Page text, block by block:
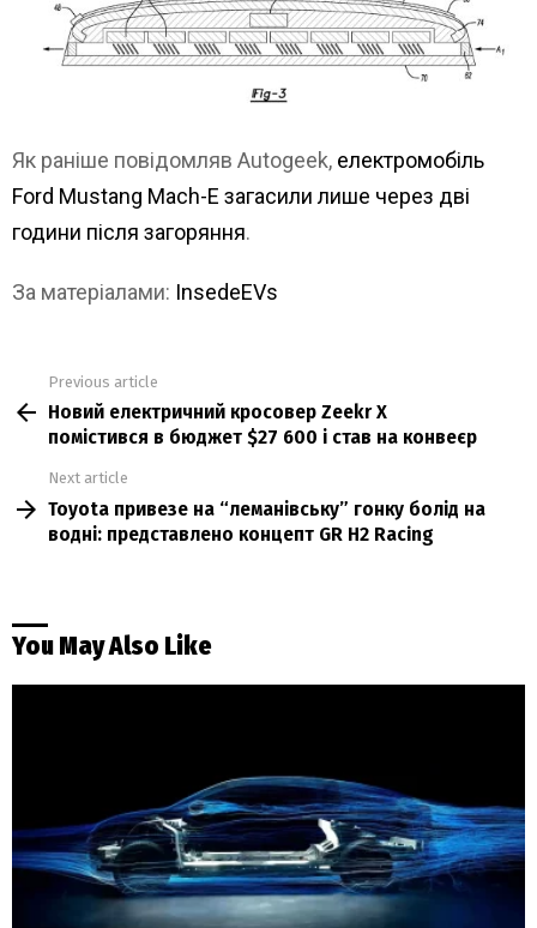
Як раніше повідомляв Autogeek, електромобіль
Ford Mustang Mach-E загасили лише через дві
години після загоряння.
За матеріалами: InsedeEVs
more
Previous article
Новий електричний кросовер Zeekr X
помістився в бюджет $27 600 і став на конвеєр
Next article
Toyota привезе на “леманівську” гонку болід на
водні: представлено концепт GR H2 Racing
You May Also Like